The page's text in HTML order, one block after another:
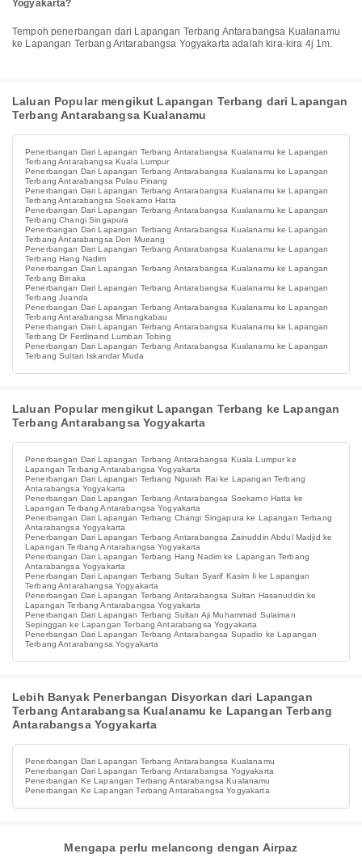
Yogyakarta?
Tempoh penerbangan dari Lapangan Terbang Antarabangsa Kualanamu
ke Lapangan Terbang Antarabangsa Yogyakarta adalah kira-kira 4j 1m.
Laluan Popular mengikut Lapangan Terbang dari Lapangan
Terbang Antarabangsa Kualanamu
Penerbangan Dari Lapangan Terbang Antarabangsa Kualanamu ke Lapangan
Terbang Antarabangsa Kuala Lumpur
Penerbangan Dari Lapangan Terbang Antarabangsa Kualanamu ke Lapangan
Terbang Antarabangsa Pulau Pinang
Penerbangan Dari Lapangan Terbang Antarabangsa Kualanamu ke Lapangan
Terbang Antarabangsa Soekarno Hatta
Penerbangan Dari Lapangan Terbang Antarabangsa Kualanamu ke Lapangan
Terbang Changi Singapura
Penerbangan Dari Lapangan Terbang Antarabangsa Kualanamu ke Lapangan
Terbang Antarabangsa Don Mueang
Penerbangan Dari Lapangan Terbang Antarabangsa Kualanamu ke Lapangan
Terbang Hang Nadim
Penerbangan Dari Lapangan Terbang Antarabangsa Kualanamu ke Lapangan
Terbang Binaka
Penerbangan Dari Lapangan Terbang Antarabangsa Kualanamu ke Lapangan
Terbang Juanda
Penerbangan Dari Lapangan Terbang Antarabangsa Kualanamu ke Lapangan
Terbang Antarabangsa Minangkabau
Penerbangan Dari Lapangan Terbang Antarabangsa Kualanamu ke Lapangan
Terbang Dr Ferdinand Lumban Tobing
Penerbangan Dari Lapangan Terbang Antarabangsa Kualanamu ke Lapangan
Terbang Sultan Iskandar Muda
Laluan Popular mengikut Lapangan Terbang ke Lapangan
Terbang Antarabangsa Yogyakarta
Penerbangan Dari Lapangan Terbang Antarabangsa Kuala Lumpur ke
Lapangan Terbang Antarabangsa Yogyakarta
Penerbangan Dari Lapangan Terbang Ngurah Rai ke Lapangan Terbang
Antarabangsa Yogyakarta
Penerbangan Dari Lapangan Terbang Antarabangsa Soekarno Hatta ke
Lapangan Terbang Antarabangsa Yogyakarta
Penerbangan Dari Lapangan Terbang Changi Singapura ke Lapangan Terbang
Antarabangsa Yogyakarta
Penerbangan Dari Lapangan Terbang Antarabangsa Zainuddin Abdul Madjid ke
Lapangan Terbang Antarabangsa Yogyakarta
Penerbangan Dari Lapangan Terbang Hang Nadim ke Lapangan Terbang
Antarabangsa Yogyakarta
Penerbangan Dari Lapangan Terbang Sultan Syarif Kasim Ii ke Lapangan
Terbang Antarabangsa Yogyakarta
Penerbangan Dari Lapangan Terbang Antarabangsa Sultan Hasanuddin ke
Lapangan Terbang Antarabangsa Yogyakarta
Penerbangan Dari Lapangan Terbang Sultan Aji Muhammad Sulaiman
Sepinggan ke Lapangan Terbang Antarabangsa Yogyakarta
Penerbangan Dari Lapangan Terbang Antarabangsa Supadio ke Lapangan
Terbang Antarabangsa Yogyakarta
Lebih Banyak Penerbangan Disyorkan dari Lapangan
Terbang Antarabangsa Kualanamu ke Lapangan Terbang
Antarabangsa Yogyakarta
Penerbangan Dari Lapangan Terbang Antarabangsa Kualanamu
Penerbangan Dari Lapangan Terbang Antarabangsa Yogyakarta
Penerbangan Ke Lapangan Terbang Antarabangsa Kualanamu
Penerbangan Ke Lapangan Terbang Antarabangsa Yogyakarta
Mengapa perlu melancong dengan Airpaz